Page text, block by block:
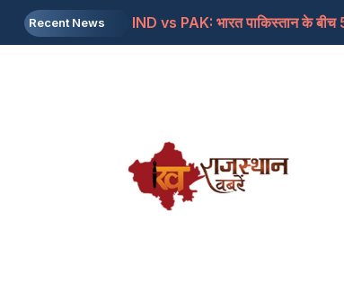
Recent News
IND vs PAK: भारत पाकिस्तान के
SL vs IND: कप्तान शुभमन गिल ने टेस्ट